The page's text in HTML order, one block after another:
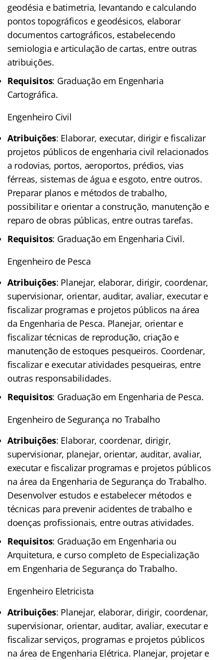
geodésia e batimetria, levantando e calculando
pontos topográficos e geodésicos, elaborar
documentos cartográficos, estabelecendo
semiologia e articulação de cartas, entre outras
atribuições.
Requisitos: Graduação em Engenharia
Cartográfica.
Engenheiro Civil
Atribuições: Elaborar, executar, dirigir e fiscalizar
projetos públicos de engenharia civil relacionados
a rodovias, portos, aeroportos, prédios, vias
férreas, sistemas de água e esgoto, entre outros.
Preparar planos e métodos de trabalho,
possibilitar e orientar a construção, manutenção e
reparo de obras públicas, entre outras tarefas.
Requisitos: Graduação em Engenharia Civil.
Engenheiro de Pesca
Atribuições: Planejar, elaborar, dirigir, coordenar,
supervisionar, orientar, auditar, avaliar, executar e
fiscalizar programas e projetos públicos na área
da Engenharia de Pesca. Planejar, orientar e
fiscalizar técnicas de reprodução, criação e
manutenção de estoques pesqueiros. Coordenar,
fiscalizar e executar atividades pesqueiras, entre
outras responsabilidades.
Requisitos: Graduação em Engenharia de Pesca.
Engenheiro de Segurança no Trabalho
Atribuições: Elaborar, coordenar, dirigir,
supervisionar, planejar, orientar, auditar, avaliar,
executar e fiscalizar programas e projetos públicos
na área da Engenharia de Segurança do Trabalho.
Desenvolver estudos e estabelecer métodos e
técnicas para prevenir acidentes de trabalho e
doenças profissionais, entre outras atividades.
Requisitos: Graduação em Engenharia ou
Arquitetura, e curso completo de Especialização
em Engenharia de Segurança do Trabalho.
Engenheiro Eletricista
Atribuições: Planejar, elaborar, dirigir, coordenar,
supervisionar, orientar, auditar, avaliar, executar e
fiscalizar serviços, programas e projetos públicos
na área de Engenharia Elétrica. Planejar, projetar e